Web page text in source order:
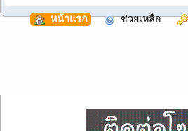
หน้าแรก ช่วยเหลือ